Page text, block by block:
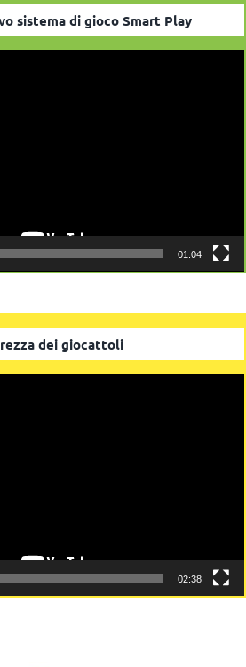
sistema di gioco Smart Play
01:04
dei giocattoli
02:38